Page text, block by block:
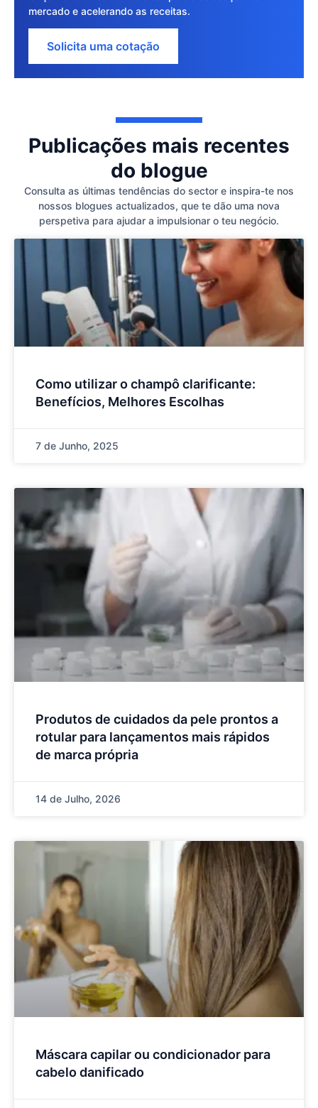
mercado e acelerando as receitas.
Solicita uma cotação
Publicações mais recentes
do blogue
Consulta as últimas tendências do sector e inspira-te nos
nossos blogues actualizados, que te dão uma nova
perspetiva para ajudar a impulsionar o teu negócio.
Como utilizar o champô clarificante:
Benefícios, Melhores Escolhas
7 de Junho, 2025
Produtos de cuidados da pele prontos a
rotular para lançamentos mais rápidos
de marca própria
14 de Julho, 2026
Máscara capilar ou condicionador para
cabelo danificado